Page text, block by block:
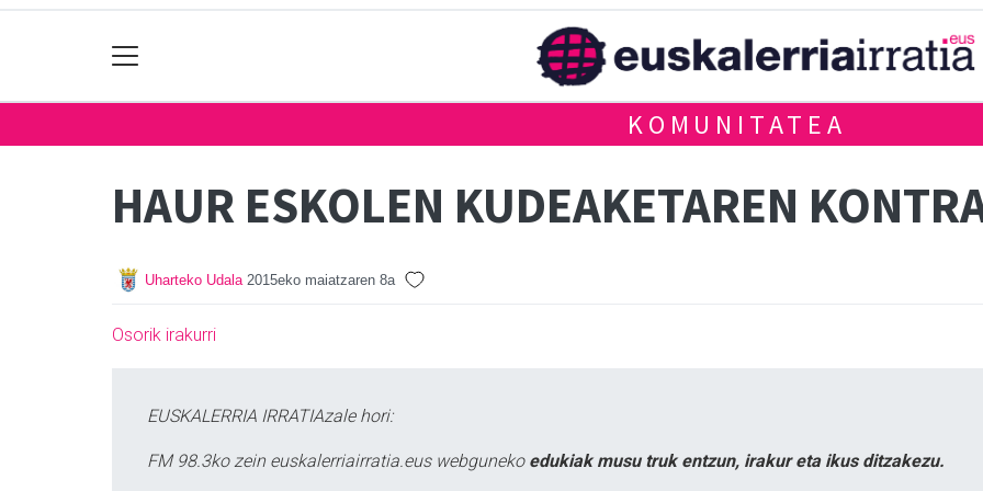
KOMUNITATEA
HAUR ESKOLEN KUDEAKETAREN
Uharteko Udala 2015eko maiatzaren 8a
Osorik irakurri
EUSKALERRIA IRRATIAzale hori:
FM 98.3ko zein euskalerriairratia.eus webguneko edukiak musu truk entzun, irakur eta ikus ditzakezu.